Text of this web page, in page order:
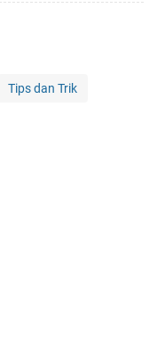
Tips dan Trik